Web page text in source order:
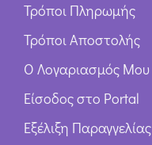
Τρόποι Πληρωμής
Τρόποι Αποστολής
Ο Λογαριασμός Μου
Είσοδος στο Portal
Εξέλιξη Παραγγελίας